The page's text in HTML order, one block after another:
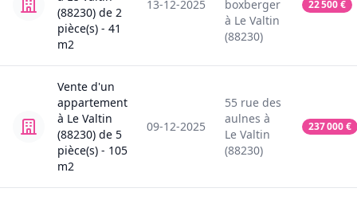
(88230) de 2
pièce(s) - 41
m2
13-12-2025
boxberger
à Le Valtin
(88230)
22 500€
Vente d'un
appartement
à Le Valtin
(88230) de 5
pièce(s) - 105
m2
09-12-2025
55 rue des
aulnes à
Le Valtin
(88230)
237 000€